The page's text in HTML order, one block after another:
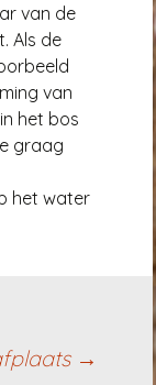
van de
Als de
van
het bos
graag
het water
→